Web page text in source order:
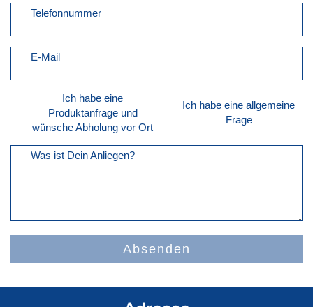
Telefonnummer
E-Mail
Ich habe eine
Produktanfrage und
wünsche Abholung vor Ort
Ich habe eine allgemeine
Frage
Was ist Dein Anliegen?
Absenden